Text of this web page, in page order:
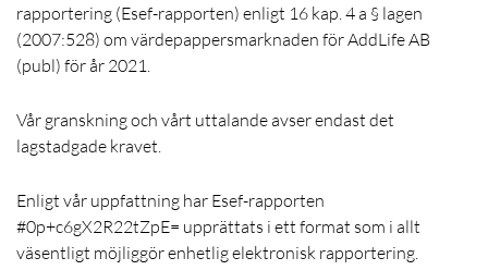
rapportering (Esef-rapporten) enligt 16 kap. 4 a § lagen
(2007:528) om värdepappersmarknaden för AddLife AB
(publ) för år 2021.
Vår granskning och vårt uttalande avser endast det
lagstadgade kravet.
Enligt vår uppfattning har Esef-rapporten
#0p+c6gX2R22tZpE= upprättats i ett format som i allt
väsentligt möjliggör enhetlig elektronisk rapportering.